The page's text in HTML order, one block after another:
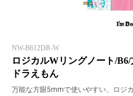
NW-B612DR-W
ロジカルWリングノート/
ドラえもん
万能な方眼5mmで使いやすい、ロジ